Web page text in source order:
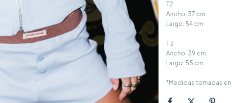
T2
Ancho: 37 cm.
Largo: 54 cm.
T3
Ancho: 39 cm.
Largo: 55 cm.
*Medidas tomadas en